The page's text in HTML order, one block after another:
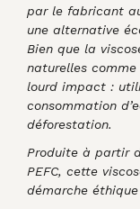
par le fabricant
une alternative
Bien que la
naturelles
lourd impact :
consommation
déforestation.
Produite à partir
PEFC, cette
démarche